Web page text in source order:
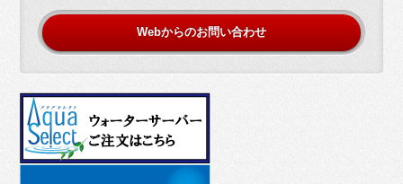
Webからのお問い合わせ